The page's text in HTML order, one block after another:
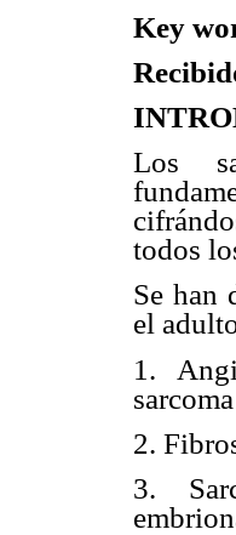
Key
Los
todos
Se han
el
1.
2.
3.